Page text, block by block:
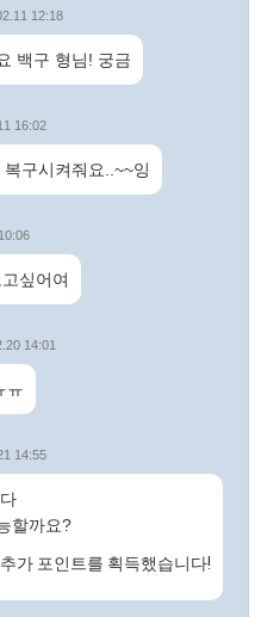
12:18
백구 형님! 궁금
16:02
구시켜줘요..~~잉
싶어여
14:01
ㅠ
14:55
할까요?
추가 포인트를 획득했습니다!